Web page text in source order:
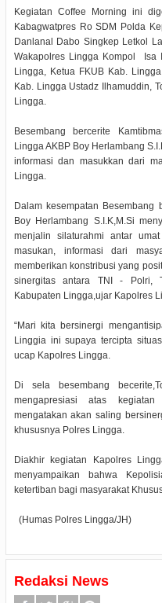
Kegiatan Coffee Morning ini
Kabagwatpres Ro SDM Polda
Danlanal Dabo Singkep Letkol
Wakapolres Lingga Kompol Isa
Lingga, Ketua FKUB Kab.
Kab. Lingga Ustadz Ilhamuddin,
Lingga.
Besembang bercerite
Lingga AKBP Boy Herlambang
informasi dan masukkan dari
Lingga.
Dalam kesempatan Besembang
Boy Herlambang S.I.K,M.Si
menjalin silaturahmi antar
masukan, informasi dari
memberikan konstribusi yang
sinergitas antara TNI - Polri,
Kabupaten Lingga,ujar Kapolres
“Mari kita bersinergi
Linggia ini supaya tercipta
ucap Kapolres Lingga.
Di sela besembang
mengapresiasi atas
mengatakan akan saling
khususnya Polres Lingga.
Diakhir kegiatan Kapolres
menyampaikan bahwa
ketertiban bagi masyarakat
(Humas Polres Lingga/JH)
Redaksi News